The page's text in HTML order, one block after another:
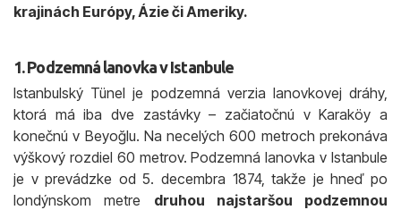
krajinách Európy, Ázie či Ameriky.
1. Podzemná lanovka v Istanbule
Istanbulský Tünel je podzemná verzia lanovkovej dráhy,
ktorá má iba dve zastávky – začiatočnú v Karaköy a
konečnú v Beyoğlu. Na necelých 600 metroch prekonáva
výškový rozdiel 60 metrov. Podzemná lanovka v Istanbule
je v prevádzke od 5. decembra 1874, takže je hneď po
londýnskom metre druhou najstaršou podzemnou